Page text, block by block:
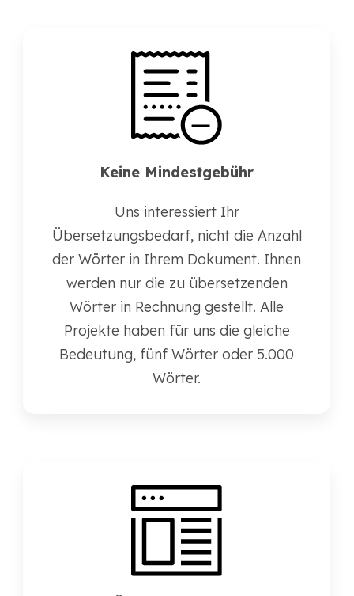
Keine Mindestgebühr
Uns interessiert Ihr
Übersetzungsbedarf, nicht die Anzahl
der Wörter in Ihrem Dokument. Ihnen
werden nur die zu übersetzenden
Wörter in Rechnung gestellt. Alle
Projekte haben für uns die gleiche
Bedeutung, fünf Wörter oder 5.000
Wörter.